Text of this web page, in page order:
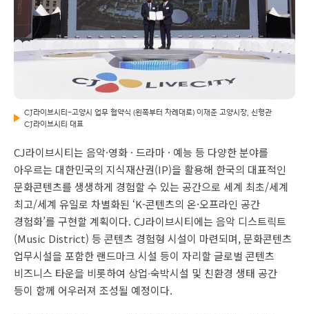
CJ라이브시티-고양시 업무 협약식 (왼쪽부터 차례대로) 이재준 고양시장, 신형관
CJ라이브시티 대표
CJ라이브시티는 음악·영화 · 드라마 · 예능 등 다양한 분야를
아우르는 대한민국의 지식재산권(IP)을 활용해 한국의 대표적인
문화콘텐츠를 생생하게 경험할 수 있는 공간으로 세계 최초/세계
최고/세계 유일로 차별화된 ‘K-콘텐츠의 온·오프라인 공간
경험화’를 구현할 계획이다. CJ라이브시티에는 음악 디스트릭트
(Music District) 등 콘텐츠 경험형 시설이 마련되며, 문화콘텐츠
업무시설을 포함한 랜드마크 시설 등이 자리할 글로벌 콘텐츠
비즈니스 타운을 비롯하여 상업∙숙박시설 및 친환경 생태 공간
등이 함께 어우러져 조성될 예정이다.